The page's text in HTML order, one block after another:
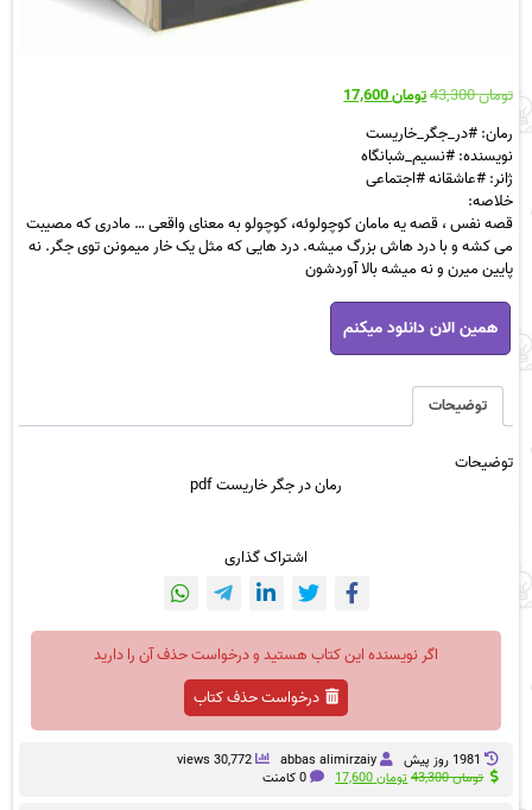
تومان43,300
قیمت
تومان 43,300
بود.
تومان17,600
قیمت
رمان: #در_جگر_خاریست
نویسنده: #نسیم_شبانگاه
ژانر: #عاشقانه #اجتماعی
خلاصه:
قصه نفس ، قصه یه مامان کوچولوئه، کوچولو به معنای واقعی … مادری که مصیبت
می کشه و با درد هاش بزرگ میشه. درد هایی که مثل یک خار میمونن توی جگر. نه
پایین میرن و نه میشه بالا آوردشون
رمان
جگر
pdf
عدد
همین الان دانلود میکنم
توضیحات
توضیحات
رمان در جگر خاریست pdf
اشتراک گذاری
اگر نویسنده این کتاب هستید و درخواست حذف آن را دارید
درخواست حذف کتاب
1981 روز پيش abbas alimirzaiy
30,772 views
تومان43,300
قیمت
تومان17,600
قیمت0 کامنت